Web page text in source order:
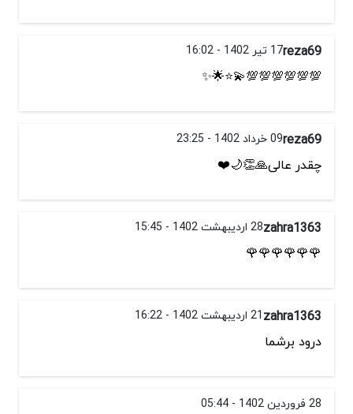
reza6917 تیر 1402 - 16:02
💯💯💯💯💯💯💫⭐🌟✨
reza6909 خرداد 1402 - 23:25
چقدر عالی🙏👏🌙❤️
zahra136328 اردیبهشت 1402 - 15:45
🌹🌹🌹🌹🌹🌹
zahra136321 اردیبهشت 1402 - 16:22
درود برشما
28 فروردین 1402 - 05:44